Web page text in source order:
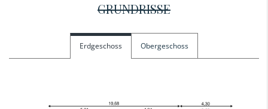
GRUNDRISSE
Erdgeschoss Obergeschoss